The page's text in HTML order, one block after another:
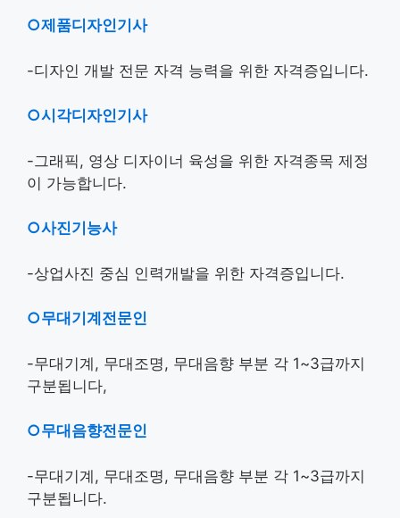
○제품디자인기사
-디자인 개발 전문 자격 능력을 위한 자격증입니다.
○시각디자인기사
-그래픽, 영상 디자이너 육성을 위한 자격종목 제정
이 가능합니다.
○사진기능사
-상업사진 중심 인력개발을 위한 자격증입니다.
○무대기계전문인
-무대기계, 무대조명, 무대음향 부분 각 1~3급까지
구분됩니다,
○무대음향전문인
-무대기계, 무대조명, 무대음향 부분 각 1~3급까지
구분됩니다.